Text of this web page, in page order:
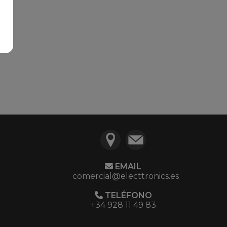
EMAIL
comercial@electtronics.es
TELÉFONO
+34 928 11 49 83